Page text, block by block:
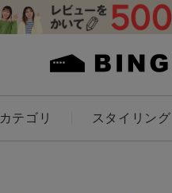
カテゴリ スタイリング